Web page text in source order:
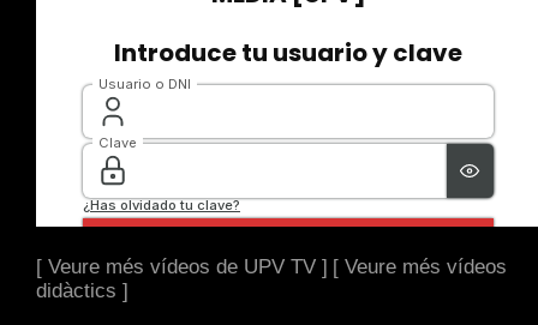
[ Veure més vídeos de UPV TV ] [ Veure més vídeos
didàctics ]